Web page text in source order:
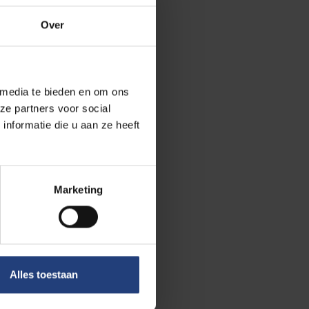
Over
te bieden en om ons
partners voor social
die u aan ze heeft
Marketing
Alles toestaan
te pakken:
CO2-
labo &
en
welke